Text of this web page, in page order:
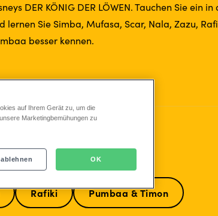
DER KÖNIG DER LÖWEN. Tauchen Sie ein
lernen Sie Simba, Mufasa, Scar, Nala, Zazu,
besser kennen.
kennen
Rafiki Pumbaa & Timon
auf Ihrem Gerät zu, um die
Marketingbemühungen zu
OK